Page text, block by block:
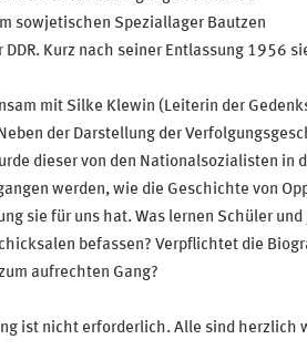
sowjetischen Speziallager Bautzen
DDR. Kurz nach seiner Entlassung 1956
mit Silke Klewin (Leiterin der
der Darstellung der
dieser von den Nationalsozialisten in
werden, wie die Geschichte von
sie für uns hat. Was lernen Schüler
befassen? Verpflichtet die
aufrechten Gang?
ist nicht erforderlich. Alle sind herzlich